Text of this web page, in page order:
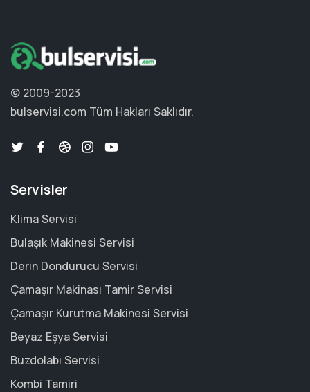
© 2009-2023
bulservisi.com Tüm Hakları Saklıdır.
Servisler
Klima Servisi
Bulaşık Makinesi Servisi
Derin Dondurucu Servisi
Çamaşır Makinası Tamir Servisi
Çamaşır Kurutma Makinesi Servisi
Beyaz Eşya Servisi
Buzdolabı Servisi
Kombi Tamiri